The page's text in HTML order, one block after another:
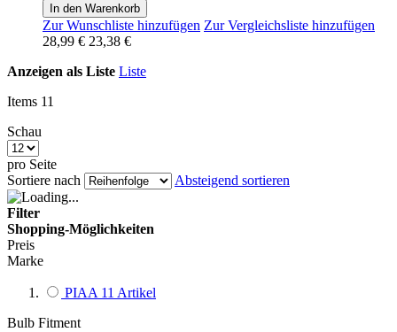
In den Warenkorb
Zur Wunschliste hinzufügen Zur Vergleichsliste hinzufügen
28,99 € 23,38 €
Anzeigen als Liste Liste
Items 11
Schau
pro Seite
Sortiere nach
Absteigend sortieren
Filter
Shopping-Möglichkeiten
Preis
Marke
PIAA 11 Artikel
Bulb Fitment